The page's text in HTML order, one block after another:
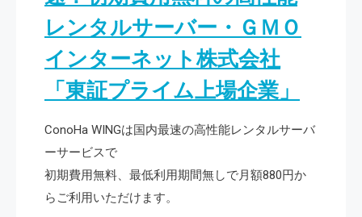
レンタルサーバー・ＧＭＯ
インターネット株式会社
「東証プライム上場企業」
ConoHa WINGは国内最速の高性能レンタルサーバ
ーサービスで
初期費用無料、最低利用期間無しで月額880円か
らご利用いただけます。